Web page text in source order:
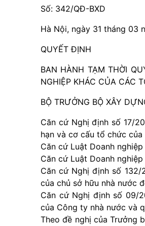
Số: 342/QĐ-BXD
Hà Nội, ngày 31 tháng 03
QUYẾT ĐỊNH
BAN HÀNH TẠM THỜI
NGHIỆP KHÁC CỦA CÁC
BỘ TRƯỞNG BỘ XÂY
Căn cứ Nghị định số 17/
hạn và cơ cấu tổ chức của
Căn cứ Luật Doanh
Căn cứ Luật Doanh
Căn cứ Nghị định số
của chủ sở hữu nhà nước
Căn cứ Nghị định số 09/
của Công ty nhà nước và
Theo đề nghị của Trưởng